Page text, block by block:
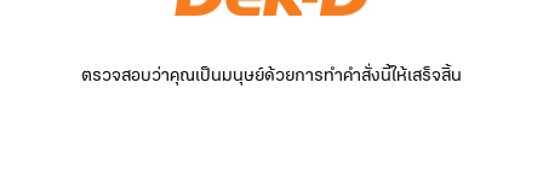
ตรวจสอบว่าคุณเป็นมนุษย์ด้วยการทำคำสั่งนี้ให้เสร็จสิ้น